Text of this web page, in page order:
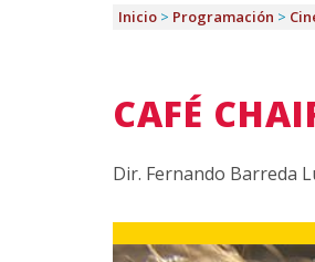
Inicio > Programación >
CAFÉ
Dir. Fernando Barreda